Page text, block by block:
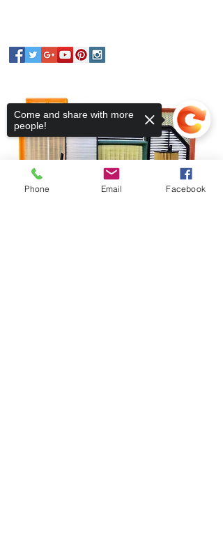
Phone Email Facebook
Come and share with more
people!